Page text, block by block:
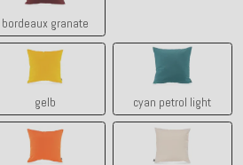
bordeaux granate
gelb
gelb
cyan petrol light
cyan petrol
orange creme